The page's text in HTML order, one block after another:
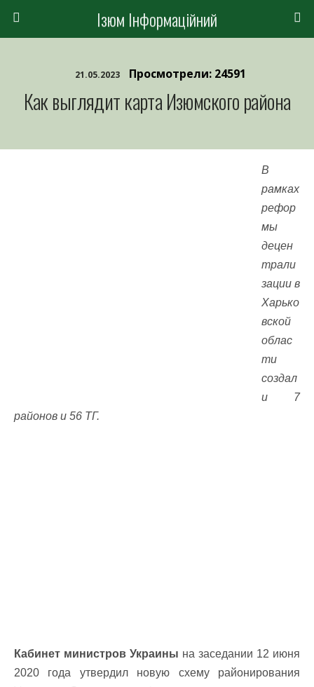
Ізюм Інформаційний
21.05.2023 Просмотрели: 24591
Как выглядит карта Изюмского района
В
рамках
рефор
мы
децен
трали
зации в
Харько
вской
облас
ти
создал
и 7
районов и 56 ТГ.
Кабинет министров Украины на заседании 12 июня
2020 года утвердил новую схему районирования